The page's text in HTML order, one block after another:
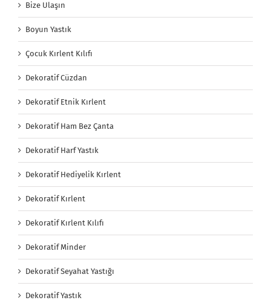
Bize Ulaşın
Boyun Yastık
Çocuk Kırlent Kılıfı
Dekoratif Cüzdan
Dekoratif Etnik Kırlent
Dekoratif Ham Bez Çanta
Dekoratif Harf Yastık
Dekoratif Hediyelik Kırlent
Dekoratif Kırlent
Dekoratif Kırlent Kılıfı
Dekoratif Minder
Dekoratif Seyahat Yastığı
Dekoratif Yastık